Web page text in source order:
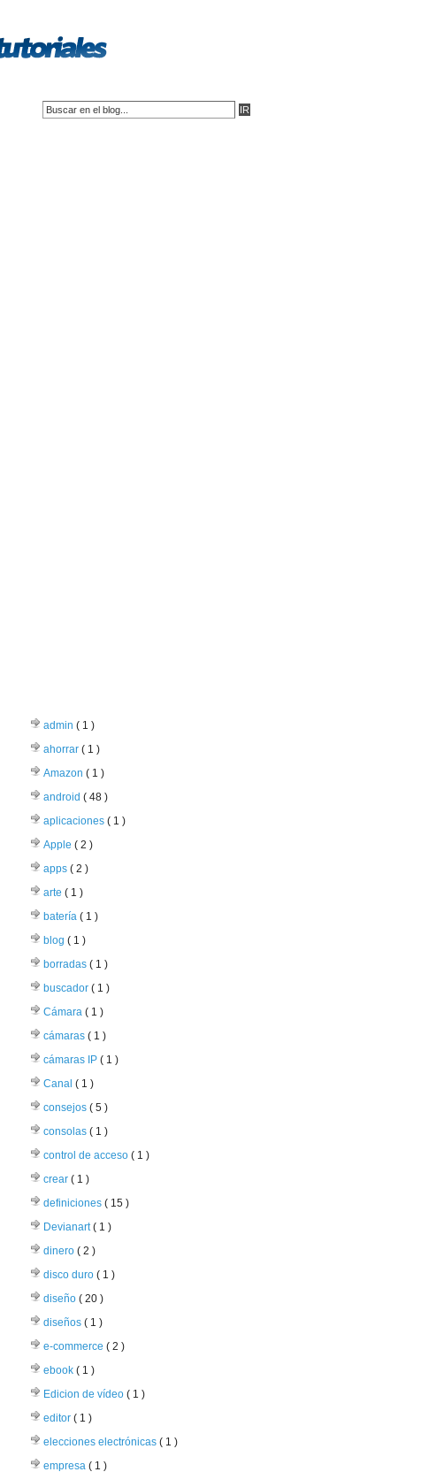
admin ( 1 )
ahorrar ( 1 )
Amazon ( 1 )
android ( 48 )
aplicaciones ( 1 )
Apple ( 2 )
apps ( 2 )
arte ( 1 )
batería ( 1 )
blog ( 1 )
borradas ( 1 )
buscador ( 1 )
Cámara ( 1 )
cámaras ( 1 )
cámaras IP ( 1 )
Canal ( 1 )
consejos ( 5 )
consolas ( 1 )
control de acceso ( 1 )
crear ( 1 )
definiciones ( 15 )
Devianart( 1 )
dinero ( 2 )
disco duro ( 1 )
diseño ( 20 )
diseños ( 1 )
e-commerce ( 2 )
ebook ( 1 )
Edicion de vídeo ( 1 )
editor ( 1 )
elecciones electrónicas ( 1 )
empresa ( 1 )